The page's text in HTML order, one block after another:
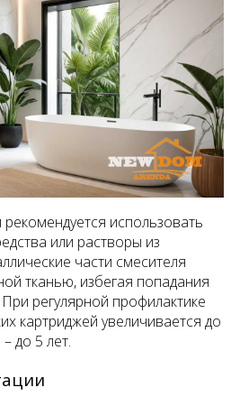
использовать
или растворы из
части смесителя
тканью, избегая попадания
регулярной профилактике
картриджей увеличивается до
до 5 лет.